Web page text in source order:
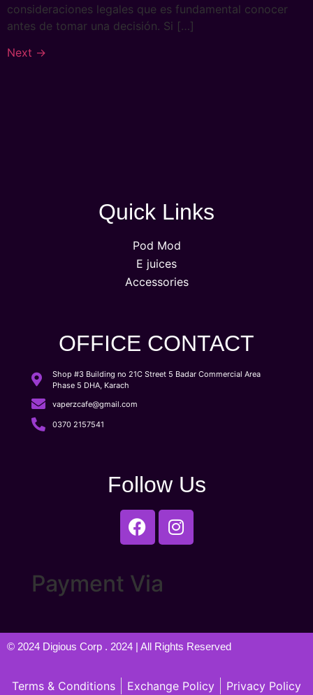
consideraciones legales que es fundamental conocer
antes de tomar una decisión. Si […]
Next →
Quick Links
Pod Mod
E juices
Accessories
OFFICE CONTACT
Shop #3 Building no 21C Street 5 Badar Commercial Area
Phase 5 DHA, Karach
vaperzcafe@gmail.com
0370 2157541
Follow Us
Payment Via
© 2024 Digious Corp . 2024 | All Rights Reserved
Terms & Conditions Exchange Policy Privacy Policy